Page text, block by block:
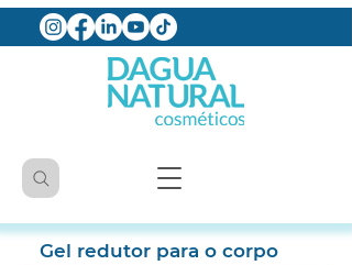
Gel redutor para o corpo